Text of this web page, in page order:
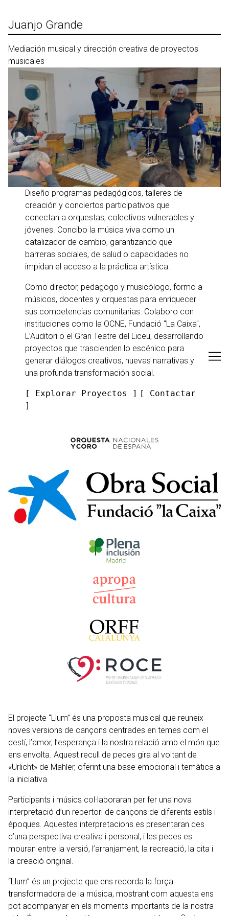
contenido
Juanjo Grande
Mediación musical y dirección creativa de proyectos
musicales
Diseño programas pedagógicos, talleres de
creación y conciertos participativos que
conectan a orquestas, colectivos vulnerables y
jóvenes. Concibo la música viva como un
catalizador de cambio, garantizando que
barreras sociales, de salud o capacidades no
impidan el acceso a la práctica artística.
Como director, pedagogo y musicólogo, formo a
músicos, docentes y orquestas para enriquecer
sus competencias comunitarias. Colaboro con
instituciones como la OCNE, Fundació "La Caixa",
L’Auditori o el Gran Teatre del Liceu, desarrollando
proyectos que trascienden lo escénico para
generar diálogos creativos, nuevas narrativas y
una profunda transformación social.
[ Explorar Proyectos ] [ Contactar
]
El projecte “Llum” és una proposta musical que reuneix
noves versions de cançons centrades en temes com el
destí, l’amor, l’esperança i la nostra relació amb el món que
ens envolta. Aquest recull de peces gira al voltant de
«Urlicht» de Mahler, oferint una base emocional i temàtica a
la iniciativa.
Participants i músics col·laboraran per fer una nova
interpretació d’un repertori de cançons de diferents estils i
èpoques. Aquestes interpretacions es presentaran des
d’una perspectiva creativa i personal, i les peces es
mouran entre la versió, l’arranjament, la recreació, la cita i
la creació original.
“Llum” és un projecte que ens recorda la força
transformadora de la música, mostrant com aquesta ens
pot acompanyar en els moments importants de la nostra